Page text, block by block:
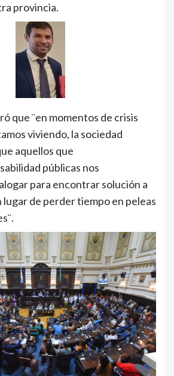
provincia.
que ¨en momentos de crisis
viviendo, la sociedad
aquellos que
públicas nos
para encontrar solución a
lugar de perder tiempo en peleas